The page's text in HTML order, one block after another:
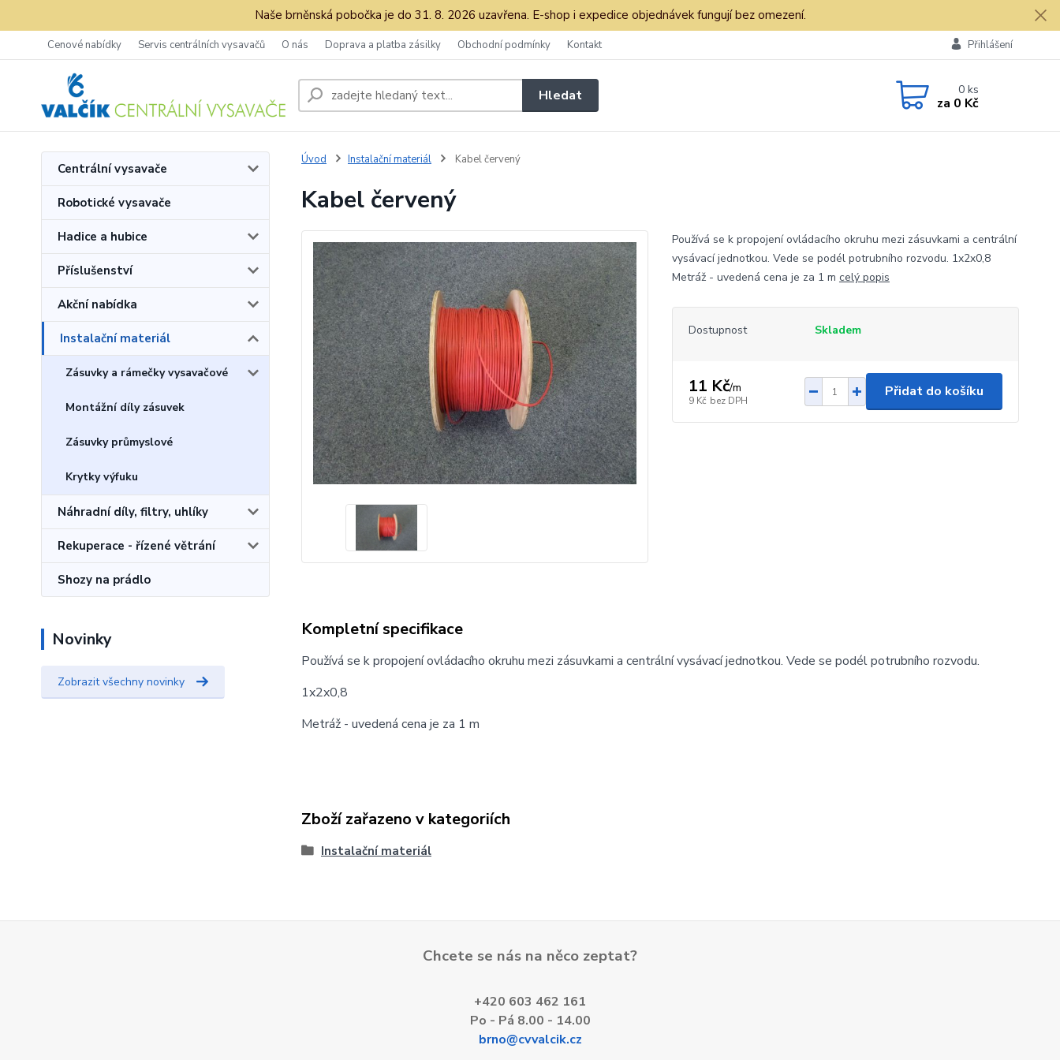
Naše brněnská pobočka je do 31. 8. 2026 uzavřena. E-shop i expedice objednávek fungují bez omezení.
Cenové nabídky Servis centrálních vysavačů O nás Doprava a platba zásilky Obchodní podmínky Kontakt Přihlášení
Hledat 0ks
za 0 Kč
Centrální vysavače
Robotické vysavače
Hadice a hubice
Příslušenství
Akční nabídka
Instalační materiál
Zásuvky a rámečky vysavačové
Montážní díly zásuvek
Zásuvky průmyslové
Krytky výfuku
Náhradní díly, filtry, uhlíky
Rekuperace - řízené větrání
Shozy na prádlo
Novinky
Zobrazit všechny novinky
Úvod Instalační materiál Kabel červený
Kabel červený
Používá se k propojení ovládacího okruhu mezi zásuvkami a centrální
vysávací jednotkou. Vede se podél potrubního rozvodu. 1x2x0,8
Metráž - uvedená cena je za 1 m celý popis
Dostupnost Skladem
11 Kč/m
9 Kč bez DPH
Přidat do košíku
Kompletní specifikace
Používá se k propojení ovládacího okruhu mezi zásuvkami a centrální vysávací jednotkou. Vede se podél potrubního rozvodu.
1x2x0,8
Metráž - uvedená cena je za 1 m
Zboží zařazeno v kategoriích
Instalační materiál
Chcete se nás na něco zeptat?
+420 603 462 161
Po - Pá 8.00 - 14.00
brno@cvvalcik.cz